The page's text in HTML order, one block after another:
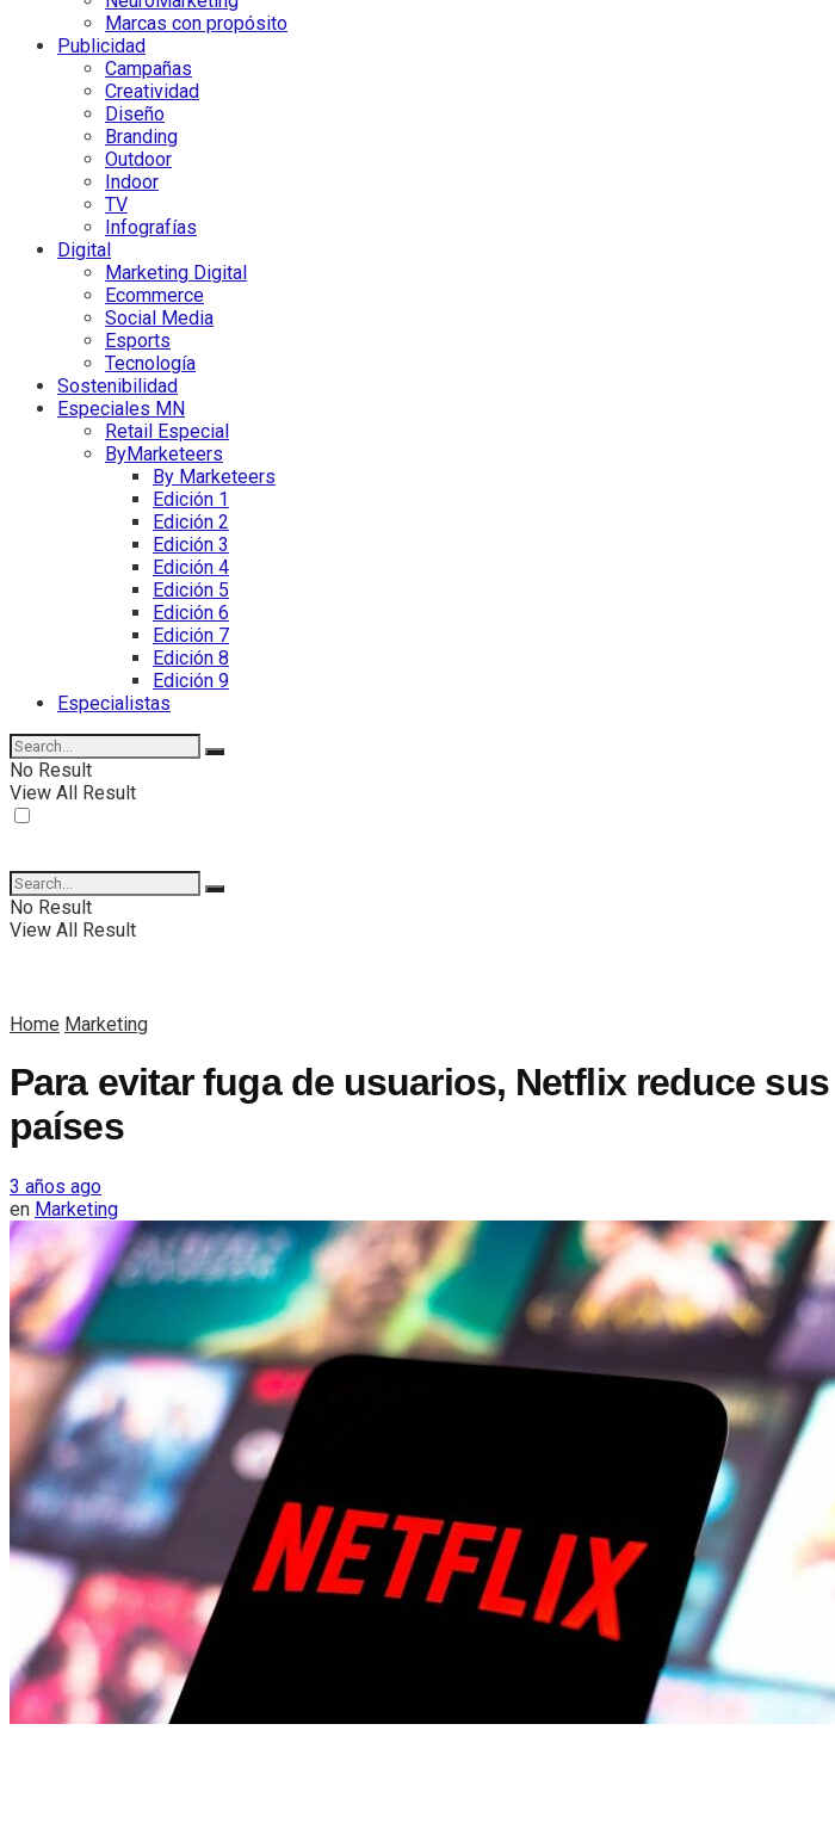
Marcas con propósito
Publicidad
Campañas
Creatividad
Diseño
Branding
Outdoor
Indoor
TV
Infografías
Digital
Marketing Digital
Ecommerce
Social Media
Esports
Tecnología
Sostenibilidad
Especiales MN
Retail Especial
ByMarketeers
By Marketeers
Edición 1
Edición 2
Edición 3
Edición 4
Edición 5
Edición 6
Edición 7
Edición 8
Edición 9
Especialistas
No Result
View All Result
No Result
View All Result
Home Marketing
Para evitar fuga de usuarios, Netflix reduce
países
3 años ago
en Marketing